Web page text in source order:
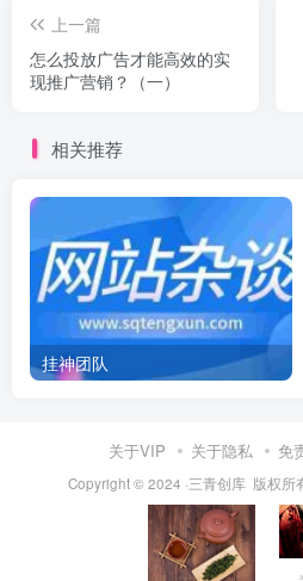
上一篇
怎么投放广告才能高效的实
现推广营销？（一）
相关推荐
挂神团队
关于VIP 关于隐私 免
Copyright © 2024 ·三青创库 版权所